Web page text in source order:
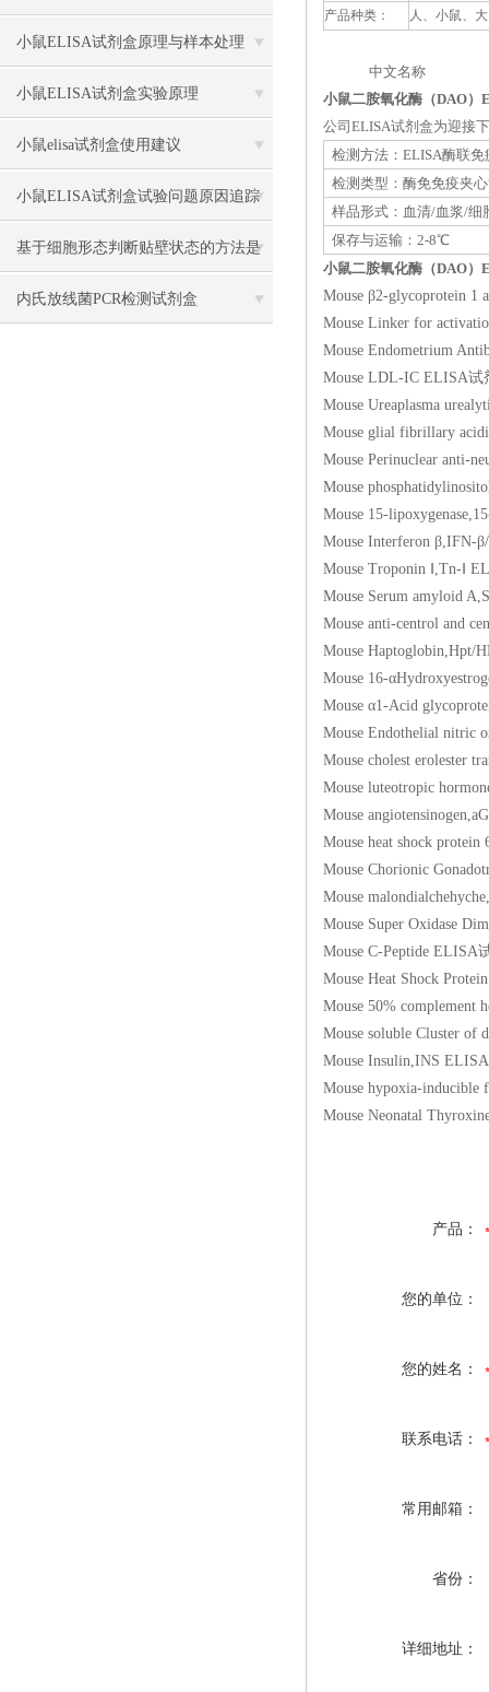
小鼠ELISA试剂盒原理与样本处理
小鼠ELISA试剂盒实验原理
小鼠elisa试剂盒使用建议
小鼠ELISA试剂盒试验问题原因追踪
基于细胞形态判断贴壁状态的方法是
什么？细胞形态改变与贴壁能力的对
内氏放线菌PCR检测试剂盒
产品种类：
人、小鼠、
中文名称 英
小鼠二胺氧化酶（DAO）
公司ELISA试剂盒为迎接
检测方法：ELISA酶联免
检测类型：酶免免疫夹
样品形式：血清/血浆/细
保存与运输：2-8℃
小鼠二胺氧化酶（DAO）
Mouse β2-glycoprotein
Mouse Linker for
Mouse Endometrium
Mouse LDL-IC ELISA
Mouse Ureaplasma
Mouse glial fibrillary
Mouse Perinuclear anti-
Mouse
Mouse 15-
Mouse Interferon
Mouse Troponin Ⅰ,Tn-Ⅰ
Mouse Serum amyloid
Mouse anti-centrol and
Mouse
Mouse 16-
Mouse α1-Acid
Mouse Endothelial nitric
Mouse cholest erolester
Mouse luteotropic
Mouse
Mouse heat shock
Mouse Chorionic
Mouse
Mouse Super Oxidase
Mouse C-Peptide
Mouse Heat Shock
Mouse 50%
Mouse soluble Cluster
Mouse Insulin,INS
Mouse hypoxia-
Mouse Neonatal
产品：
您的单位：
您的姓名：
联系电话：
常用邮箱：
省份：
详细地址：